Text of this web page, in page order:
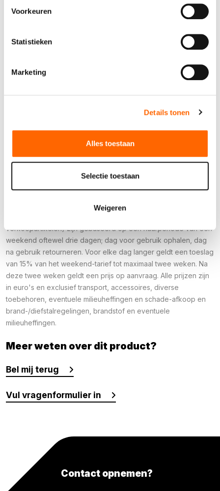
Voorkeuren
Statistieken
Marketing
Details tonen
Alles toestaan
Selectie toestaan
Weigeren
Vermogen 230V/1,5kW
Verpakkingseenheid 1
verkoopartikelen) zijn gebaseerd op een huurperiode van een
weekend oftewel drie dagen; dag voor gebruik ophalen, dag
na gebruik retourneren. Voor elke dag langer geldt een toeslag
van 15% van het weekend-tarief tot maximaal twee weken. Na
deze twee weken geldt een prijs op aanvraag. Alle prijzen zijn
in euro's en exclusief transport, accessoires, diverse
toebehoren, eventuele milieuheffingen en schade-afkoop en
brand-/diefstalregelingen, brandstof en eventuele
milieuheffingen.
Meer weten over dit product?
Bel mij terug
Vul vragenformulier in
Contact opnemen?